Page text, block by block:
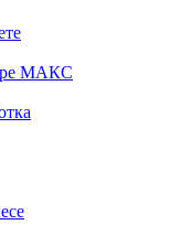
МАКС